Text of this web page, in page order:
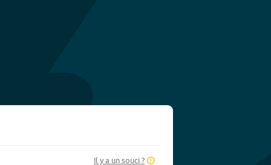
Il y a un souci ?